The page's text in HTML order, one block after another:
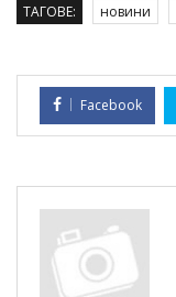
ТАГОВЕ: новини
Facebook